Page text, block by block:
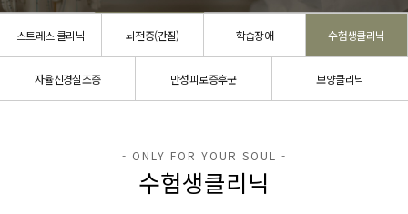
스트레스 클리닉 뇌전증(간질) 학습장애 수험생클리닉
자율신경실조증 만성피로증후군 보양클리닉
수험생클리닉